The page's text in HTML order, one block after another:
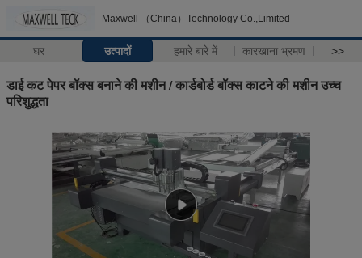
Maxwell （China）Technology Co.,Limited
घर उत्पादों हमारे बारे में कारखाना भ्रमण >>
डाई कट पेपर बॉक्स बनाने की मशीन / कार्डबोर्ड बॉक्स काटने की मशीन उच्च
परिशुद्धता